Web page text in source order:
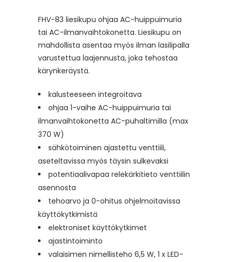
FHV-83 liesikupu ohjaa AC-huippuimuria
tai AC-ilmanvaihtokonetta. Liesikupu on
mahdollista asentaa myös ilman lasilipalla
varustettua laajennusta, joka tehostaa
kärynkeräystä.
kalusteeseen integroitava
ohjaa 1-vaihe AC-huippuimuria tai
ilmanvaihtokonetta AC-puhaltimilla (max
370 W)
sähkötoiminen ajastettu venttiili,
aseteltavissa myös täysin sulkevaksi
potentiaalivapaa relekärkitieto venttiilin
asennosta
tehoarvo ja 0-ohitus ohjelmoitavissa
käyttökytkimistä
elektroniset käyttökytkimet
ajastintoiminto
valaisimen nimellisteho 6,5 W, 1 x LED-